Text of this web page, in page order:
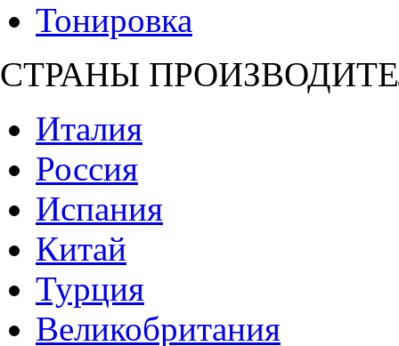
Тонировка
СТРАНЫ
Италия
Россия
Испания
Китай
Турция
Великобритания